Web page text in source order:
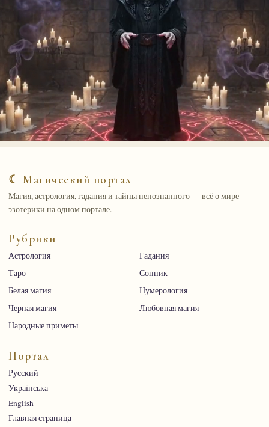
☾ Магический портал
Магия, астрология, гадания и тайны непознанного — всё о мире
эзотерики на одном портале.
Рубрики
Астрология
Гадания
Таро
Сонник
Белая магия
Нумерология
Черная магия
Любовная магия
Народные приметы
Портал
Русский
Українська
English
Главная страница